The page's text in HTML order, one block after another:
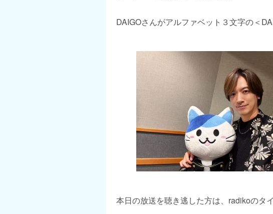
DAIGOさんがアルファベット３文字の＜
本日の放送を聴き逃した方は、radikoのタ